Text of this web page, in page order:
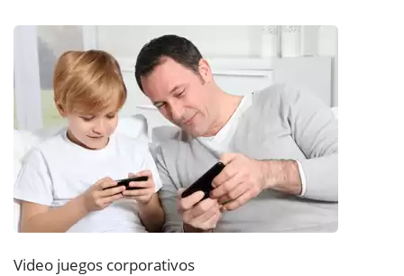
Video juegos corporativos